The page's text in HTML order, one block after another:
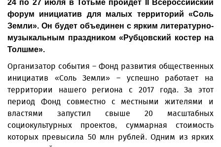
24 по 27 июля в Тотьме пройдет II Всероссийский
форум инициатив для малых территорий «Соль
Земли». Он будет объединен с ярким литературно-
музыкальным праздником «Рубцовский костер на
Толшме».
Организатор события – Фонд развития общественных
инициатив «Соль Земли» – успешно работает на
территории нашего региона с 2017 года. За этот
период Фонд совместно с местными жителями и
властями запустил свыше 20 масштабных
социокультурных проектов, суммарная стоимость
которых превысила 50 млн рублей. Одним из ярких